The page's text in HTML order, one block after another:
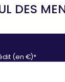
DES
(en €)*